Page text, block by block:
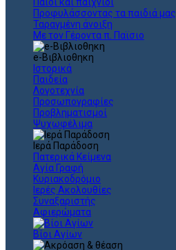
Προφυλάσσοντας τα παιδιά μας
Ταραγμένη άνοιξη
Με τον Γέροντα π. Παϊσιο
e-Βιβλιοθηκη
Ιστορικά
Παιδεία
Λογοτεχνία
Προσωπογραφίες
Προβληματισμοί
Ψυχωφέλιμα
Ιερά Παράδοση
Πατερικά Κείμενα
Αγία Γραφή
Κυριακοδρόμιο
Ιερές Ακολουθίες
Συναξαριστής
Αφιερώματα
Βίοι Αγίων